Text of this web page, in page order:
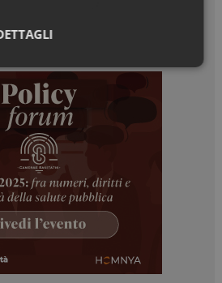
Marketing
Marketing
contribuiscono a rendere fruibile il
funzionalità di base quali la
pagine e l'accesso alle aree
senza questi cookie.